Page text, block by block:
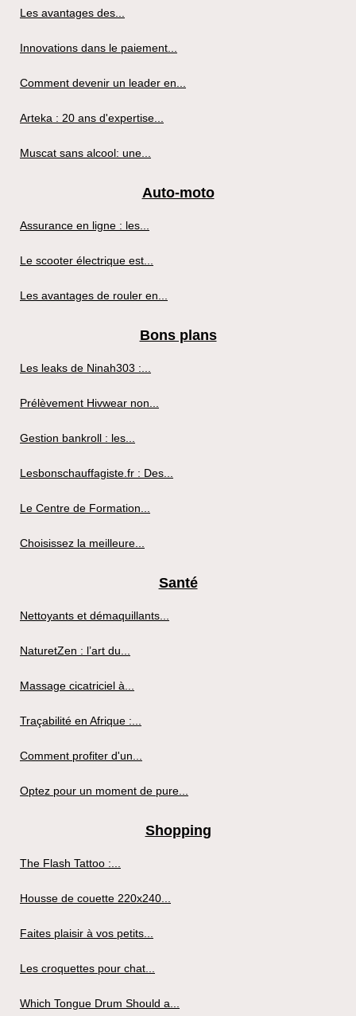
Les avantages des...
Innovations dans le paiement...
Comment devenir un leader en...
Arteka : 20 ans d'expertise...
Muscat sans alcool: une...
Auto-moto
Assurance en ligne : les...
Le scooter électrique est...
Les avantages de rouler en...
Bons plans
Les leaks de Ninah303 :...
Prélèvement Hivwear non...
Gestion bankroll : les...
Lesbonschauffagiste.fr : Des...
Le Centre de Formation...
Choisissez la meilleure...
Santé
Nettoyants et démaquillants...
NaturetZen : l’art du...
Massage cicatriciel à...
Traçabilité en Afrique :...
Comment profiter d'un...
Optez pour un moment de pure...
Shopping
The Flash Tattoo :...
Housse de couette 220x240...
Faites plaisir à vos petits...
Les croquettes pour chat...
Which Tongue Drum Should a...